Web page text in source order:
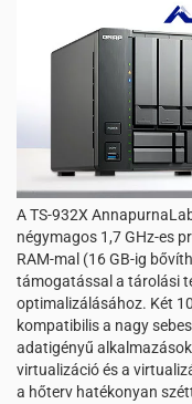
A TS-932X
négymagos 1,7 GHz-es
RAM-mal (16 GB-ig
támogatással a tárolási
optimalizálásához. Két
kompatibilis a nagy
adatigényű
virtualizáció és a
a hőterv hatékonyan